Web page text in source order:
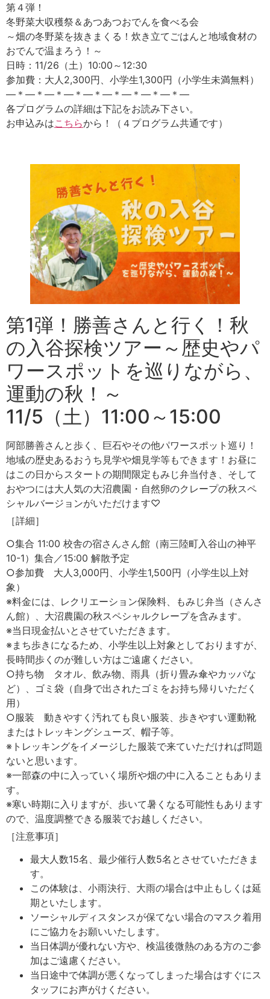
第４弾！
冬野菜大収穫祭＆あつあつおでんを食べる会
～畑の冬野菜を抜きまくる！炊き立てごはんと地域食材の
おでんで温まろう！～
日時：11/26（土）10:00～12:30
参加費：大人2,300円、小学生1,300円（小学生未満無料）
―＊―＊―＊―＊―＊―＊―＊―＊―＊―
各プログラムの詳細は下記をお読み下さい。
お申込みはこちらから！（４プログラム共通です）
第1弾！勝善さんと行く！秋
の入谷探検ツアー～歴史やパ
ワースポットを巡りながら、
運動の秋！～
11/5（土）11:00～15:00
阿部勝善さんと歩く、巨石やその他パワースポット巡り！
地域の歴史あるおうち見学や畑見学等もできます！お昼に
はこの日からスタートの期間限定もみじ弁当付き、そして
おやつには大人気の大沼農園・自然卵のクレープの秋スペ
シャルバージョンがいただけます♡
［詳細］
○集合 11:00 校舎の宿さんさん館（南三陸町入谷山の神平
10-1）集合／15:00 解散予定
○参加費 大人3,000円、小学生1,500円（小学生以上対
象）
※料金には、レクリエーション保険料、もみじ弁当（さんさ
ん館）、大沼農園の秋スペシャルクレープを含みます。
※当日現金払いとさせていただきます。
※まち歩きになるため、小学生以上対象としておりますが、
長時間歩くのが難しい方はご遠慮ください。
○持ち物 タオル、飲み物、雨具（折り畳み傘やカッパな
ど）、ゴミ袋（自身で出されたゴミをお持ち帰りいただく
用）
○服装 動きやすく汚れても良い服装、歩きやすい運動靴
またはトレッキングシューズ、帽子等。
※トレッキングをイメージした服装で来ていただければ問題
ないと思います。
※一部森の中に入っていく場所や畑の中に入ることもありま
す。
※寒い時期に入りますが、歩いて暑くなる可能性もあります
ので、温度調整できる服装でお越しください。
［注意事項］
最大人数15名、最少催行人数5名とさせていただきま
す。
この体験は、小雨決行、大雨の場合は中止もしくは延
期といたします。
ソーシャルディスタンスが保てない場合のマスク着用
にご協力をお願いいたします。
当日体調が優れない方や、検温後微熱のある方のご参
加はご遠慮ください。
当日途中で体調が悪くなってしまった場合はすぐにス
タッフにお声がけください。